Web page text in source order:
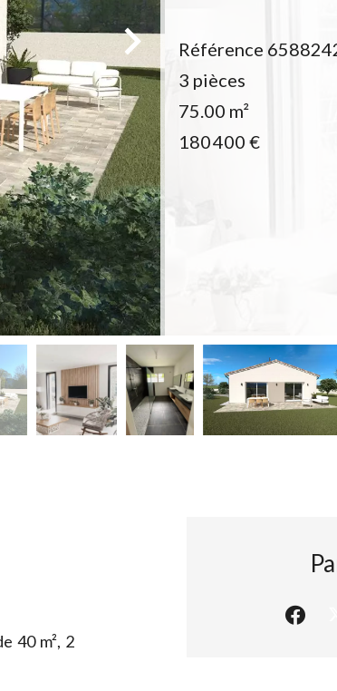
Référence
3 pièces
75.00 m²
180 400 €
40 m², 2